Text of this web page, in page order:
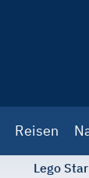
Reisen
Lego